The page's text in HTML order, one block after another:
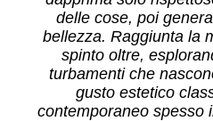
delle cose, poi
bellezza. Raggiunta la
spinto oltre,
turbamenti che
gusto estetico
contemporaneo spesso